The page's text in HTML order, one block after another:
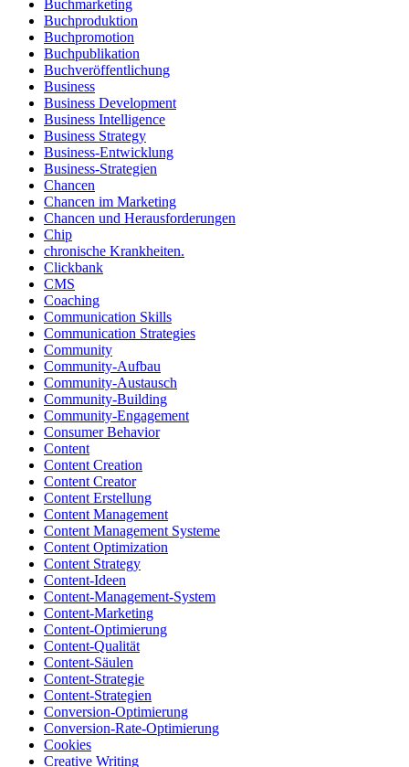
Buchmarketing
Buchproduktion
Buchpromotion
Buchpublikation
Buchveröffentlichung
Business
Business Development
Business Intelligence
Business Strategy
Business-Entwicklung
Business-Strategien
Chancen
Chancen im Marketing
Chancen und Herausforderungen
Chip
chronische Krankheiten.
Clickbank
CMS
Coaching
Communication Skills
Communication Strategies
Community
Community-Aufbau
Community-Austausch
Community-Building
Community-Engagement
Consumer Behavior
Content
Content Creation
Content Creator
Content Erstellung
Content Management
Content Management Systeme
Content Optimization
Content Strategy
Content-Ideen
Content-Management-System
Content-Marketing
Content-Optimierung
Content-Qualität
Content-Säulen
Content-Strategie
Content-Strategien
Conversion-Optimierung
Conversion-Rate-Optimierung
Cookies
Creative Writing